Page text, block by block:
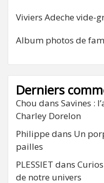
Viviers Adeche vide-
Album photos de
Derniers
Chou dans Savines :
Charley Dorelon
Philippe dans Un
pailles
PLESSIET dans
de notre univers